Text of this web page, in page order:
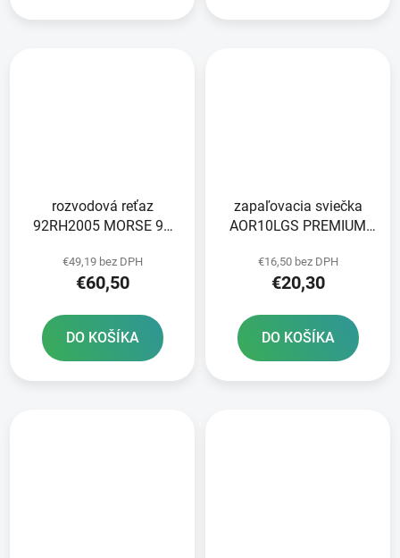
rozvodová reťaz
92RH2005 MORSE 90
€49,19 bez DPH
€60,50
DO KOŠÍKA
zapaľovacia sviečka
AOR10LGS PREMIUM
BRISK - Česká republika
€16,50 bez DPH
€20,30
DO KOŠÍKA